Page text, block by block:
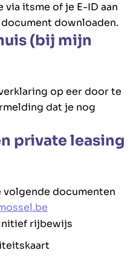
itsme of je E-ID aan
downloaden.
(bij mijn
op eer door te
dat je nog
private leasing
volgende documenten
rijbewijs